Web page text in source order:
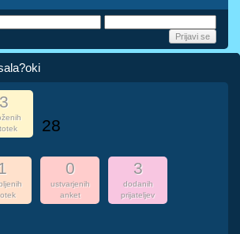
3
28
0
ustvarjenih
anket
3
dodanih
prijateljev